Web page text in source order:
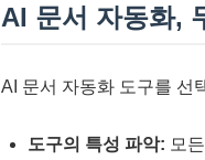
AI 문서 자동화,
AI 문서 자동화 도구를 선
도구의 특성 파악: 모